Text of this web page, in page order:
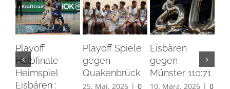
Playoff
Halbfinale
Heimspiel
Eisbären :
Playoff Spiele
gegen
Quakenbrück
25. Mai. 2026 | 0
Eisbären
gegen
Münster 110:71
10. März. 2026 | 0